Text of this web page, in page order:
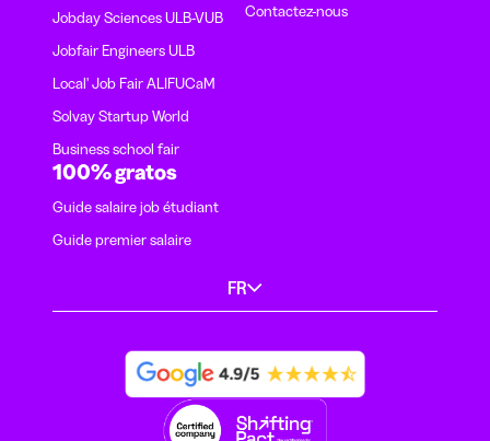
Jobday Sciences ULB-VUB
Jobfair Engineers ULB
Local' Job Fair ALIFUCaM
Solvay Startup World
Business school fair
Contactez-nous
100% gratos
Guide salaire job étudiant
Guide premier salaire
FR